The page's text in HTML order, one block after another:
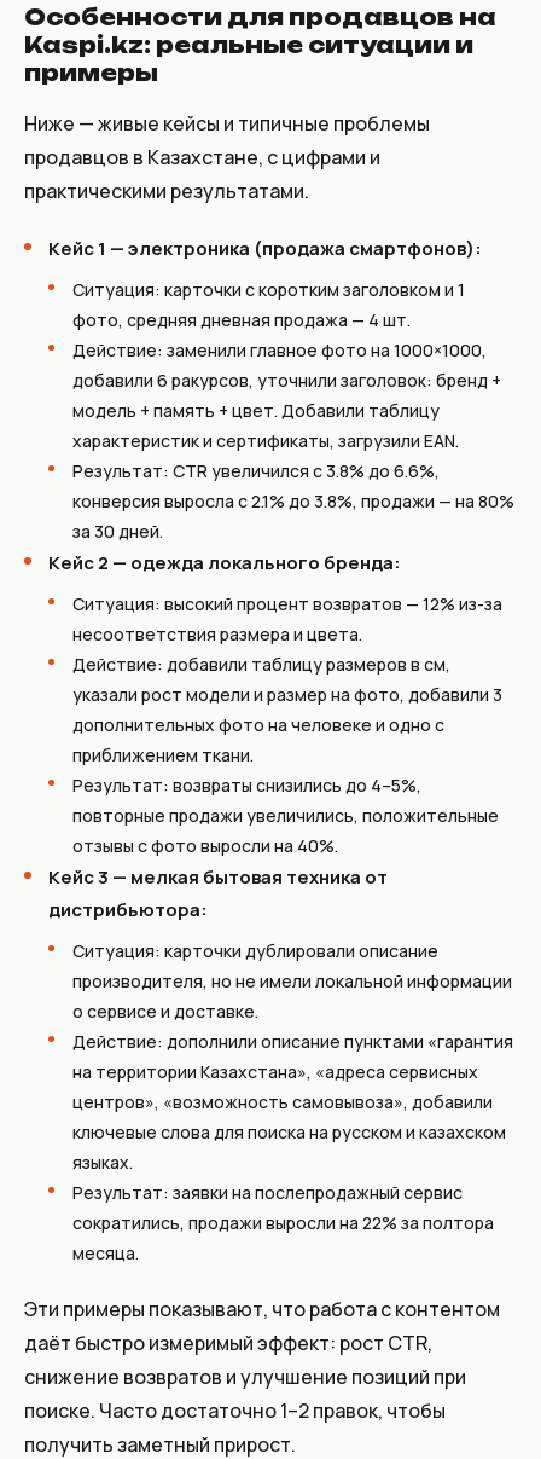
Особенности для продавцов на
Kaspi.kz: реальные ситуации и
примеры
Ниже — живые кейсы и типичные проблемы
продавцов в Казахстане, с цифрами и
практическими результатами.
Кейс 1 — электроника (продажа смартфонов):
Ситуация: карточки с коротким заголовком и 1
фото, средняя дневная продажа — 4 шт.
Действие: заменили главное фото на 1000×1000,
добавили 6 ракурсов, уточнили заголовок: бренд +
модель + память + цвет. Добавили таблицу
характеристик и сертификаты, загрузили EAN.
Результат: CTR увеличился с 3.8% до 6.6%,
конверсия выросла с 2.1% до 3.8%, продажи — на 80%
за 30 дней.
Кейс 2 — одежда локального бренда:
Ситуация: высокий процент возвратов — 12% из-за
несоответствия размера и цвета.
Действие: добавили таблицу размеров в см,
указали рост модели и размер на фото, добавили 3
дополнительных фото на человеке и одно с
приближением ткани.
Результат: возвраты снизились до 4–5%,
повторные продажи увеличились, положительные
отзывы с фото выросли на 40%.
Кейс 3 — мелкая бытовая техника от
дистрибьютора:
Ситуация: карточки дублировали описание
производителя, но не имели локальной информации
о сервисе и доставке.
Действие: дополнили описание пунктами «гарантия
на территории Казахстана», «адреса сервисных
центров», «возможность самовывоза», добавили
ключевые слова для поиска на русском и казахском
языках.
Результат: заявки на послепродажный сервис
сократились, продажи выросли на 22% за полтора
месяца.
Эти примеры показывают, что работа с контентом
даёт быстро измеримый эффект: рост CTR,
снижение возвратов и улучшение позиций при
поиске. Часто достаточно 1–2 правок, чтобы
получить заметный прирост.